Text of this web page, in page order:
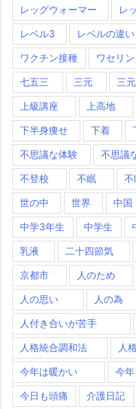
レッグウォーマー レ
レベル3 レベルの違い
ワクチン接種 ワセリ
七五三 三元 三
上級講座 上高地
下半身痩せ 下着
不思議な体験 不思議
不登校 不眠 不
世の中 世界 中国
中学3年生 中学生
乳液 二十四節気
京都市 人のため
人の思い 人の為
人付き合いが苦手
人格統合調和法 人
今年は暖かい 今年
今日も頭痛 介護日記